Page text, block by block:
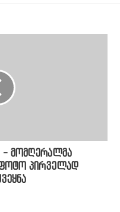
- მომღერალმა
პირველად